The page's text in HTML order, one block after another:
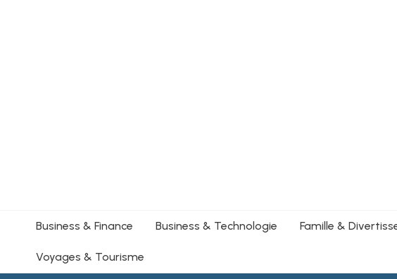
Business & Finance Business & Technologie Famille &
Voyages & Tourisme